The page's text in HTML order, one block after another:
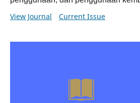
View Journal Current Issue